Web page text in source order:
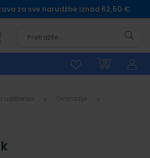
za sve narudžbe iznad 62,50 €
udžbenici
Gimnazije